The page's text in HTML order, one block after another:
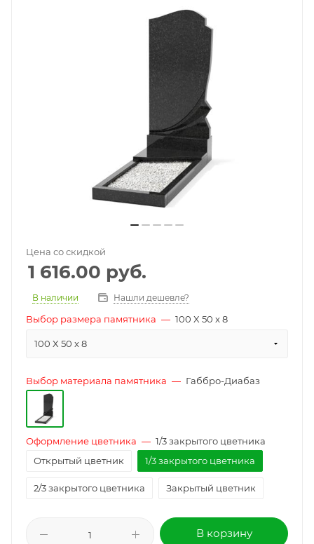
Цена со скидкой
1 616.00 руб.
В наличии Нашли дешевле?
Выбор размера памятника — 100 X 50 x 8
100 X 50 x 8
Выбор материала памятника — Габбро-Диабаз
Оформление цветника — 1/3 закрытого цветника
Открытый цветник
1/3 закрытого цветника
2/3 закрытого цветника Закрытый цветник
В корзину